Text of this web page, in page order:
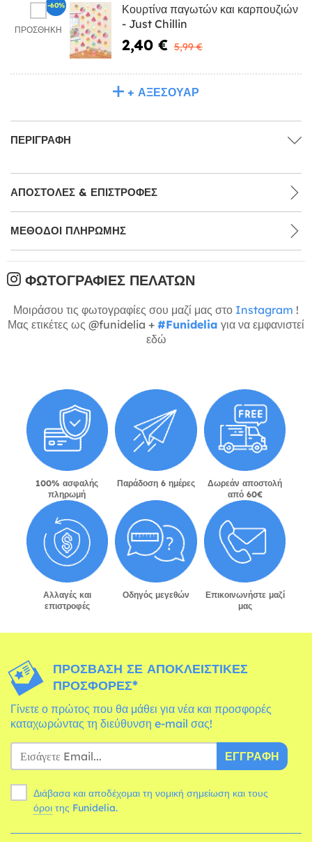
ΠΡΟΣΘΉΚΗ
Κουρτίνα παγωτών και καρπουζιών
- Just Chillin
2,40 € 5,99 €
-60%
+ ΑΞΕΣΟΥΆΡ
ΠΕΡΙΓΡΑΦΉ
ΑΠΟΣΤΟΛΈΣ & ΕΠΙΣΤΡΟΦΈΣ
ΜΕΘΌΔΟΙ ΠΛΗΡΩΜΉΣ
ΦΩΤΟΓΡΑΦΊΕΣ ΠΕΛΑΤΏΝ
Μοιράσου τις φωτογραφίες σου μαζί μας στο Instagram !
Μας ετικέτες ως @funidelia + #Funidelia για να εμφανιστεί
εδώ
100% ασφαλής
πληρωμή
Παράδοση 6 ημέρες
Δωρεάν αποστολή
από 60€
Αλλαγές και
επιστροφές
Οδηγός μεγεθών
Επικοινωνήστε μαζί
μας
ΠΡΌΣΒΑΣΗ ΣΕ ΑΠΟΚΛΕΙΣΤΙΚΈΣ
ΠΡΟΣΦΟΡΈΣ*
Γίνετε ο πρώτος που θα μάθει για νέα και προσφορές
καταχωρώντας τη διεύθυνση e-mail σας!
ΕΓΓΡΑΦΉ
Διάβασα και αποδέχομαι τη νομική σημείωση και τους
όροι της Funidelia.